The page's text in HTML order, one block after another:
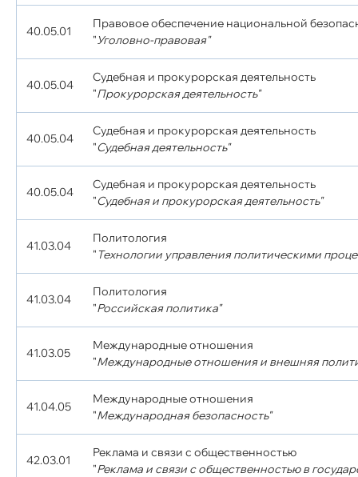
40.05.01
Правовое обеспечение национальной
"Уголовно-правовая"
40.05.04
Судебная и прокурорская деятельность
"Прокурорская деятельность"
40.05.04
Судебная и прокурорская деятельность
"Судебная деятельность"
40.05.04
Судебная и прокурорская деятельность
"Судебная и прокурорская деятельность"
41.03.04
Политология
"Технологии управления политическими
41.03.04
Политология
"Российская политика"
41.03.05
Международные отношения
"Международные отношения и внешняя
41.04.05
Международные отношения
"Международная безопасность"
42.03.01
Реклама и связи с общественностью
"Реклама и связи с общественностью в